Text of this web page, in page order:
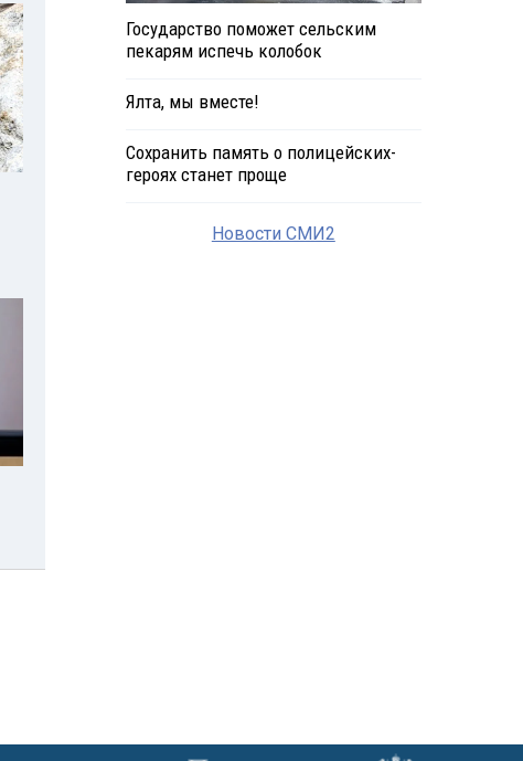
Государство поможет сельским
пекарям испечь колобок
Ялта, мы вместе!
Сохранить память о полицейских-
героях станет проще
Новости СМИ2